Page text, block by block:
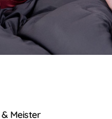
Meister